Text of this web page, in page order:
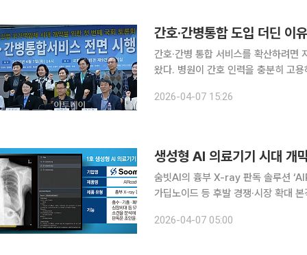
간호·간병통합 도입 더딘 이
간호·간병 통합 서비스를 확산하려면
왔다. 병원이 간호 인력을 충분히 고
으로 열린 ‘간호·간병통합서비스 전
2026-04-07 15:26
숨빗AI의 흉부 X-ray 판독 솔루션
가딥노이드 등 후발 경쟁·시장 확대 본격화 생성형 인공지능(AI)을 적용한 의료기기가
수준을 넘어 텍스트 기반 판독문을 생
2026-04-07 05:00